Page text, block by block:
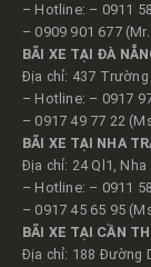
– Hotline: – 0911
– 0909 901 677
BÃI XE TẠI ĐÀ
Địa chỉ: 437 Trường
– Hotline: – 0917
– 0917 49 77 22
BÃI XE TẠI NHA
Địa chỉ: 24 Ql1, Nha
– Hotline: – 0911
– 0917 45 65 95
BÃI XE TẠI CẦN
Địa chỉ: 188 Đường